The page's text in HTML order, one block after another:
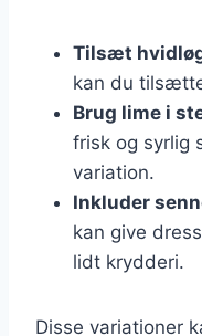
Tilsæt
kan du
Brug lime i
frisk og syrlig
variation.
Inkluder
kan give
lidt krydderi.
Disse variationer